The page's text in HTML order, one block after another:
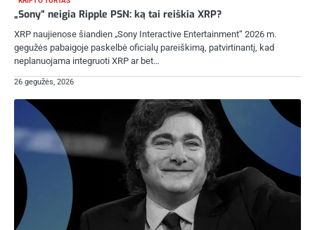
„Sony“ neigia Ripple PSN: ką tai reiškia XRP?
XRP naujienose šiandien „Sony Interactive Entertainment“ 2026 m.
gegužės pabaigoje paskelbė oficialų pareiškimą, patvirtinantį, kad
neplanuojama integruoti XRP ar bet…
26 gegužės, 2026